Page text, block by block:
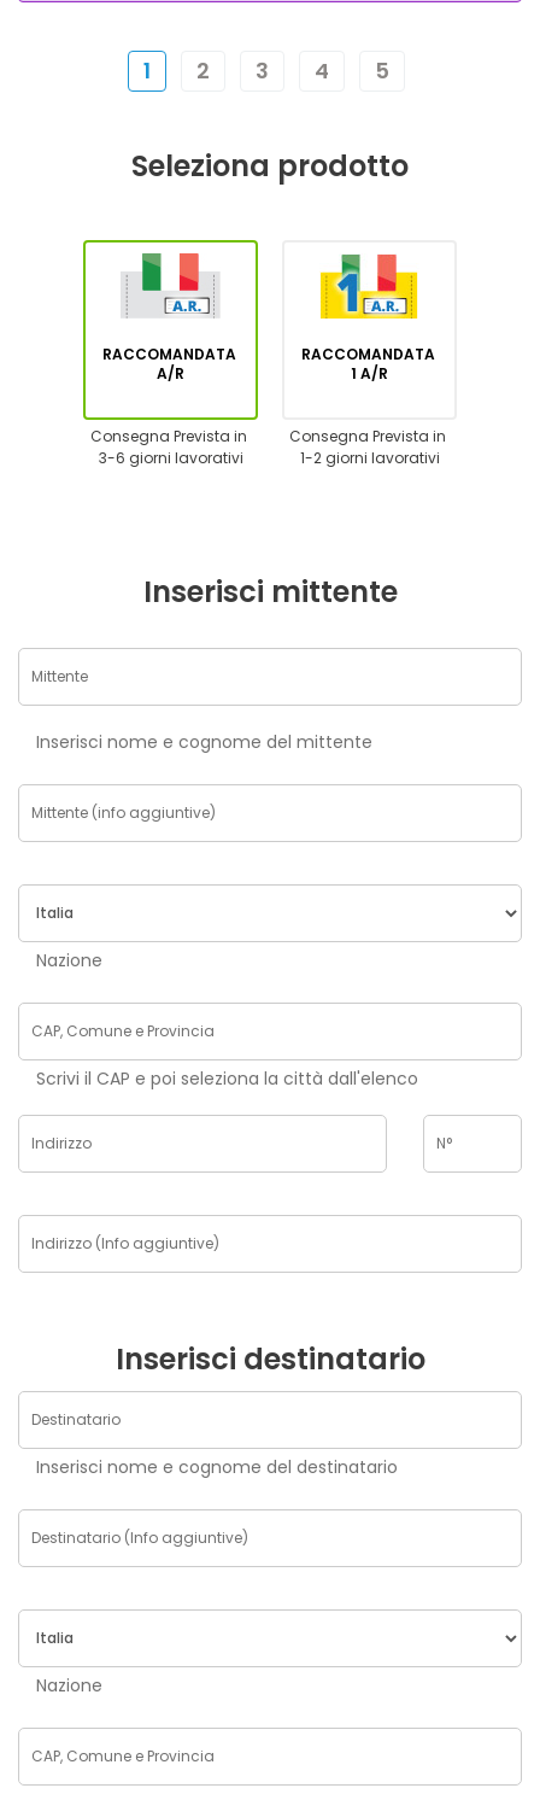
1 2 3 4 5
Seleziona prodotto
RACCOMANDATA
A/R
Consegna Prevista in
3-6 giorni lavorativi
RACCOMANDATA
1 A/R
Consegna Prevista in
1-2 giorni lavorativi
Inserisci mittente
Inserisci nome e cognome del mittente
Nazione
Scrivi il CAP e poi seleziona la città dall'elenco
Inserisci destinatario
Inserisci nome e cognome del destinatario
Nazione